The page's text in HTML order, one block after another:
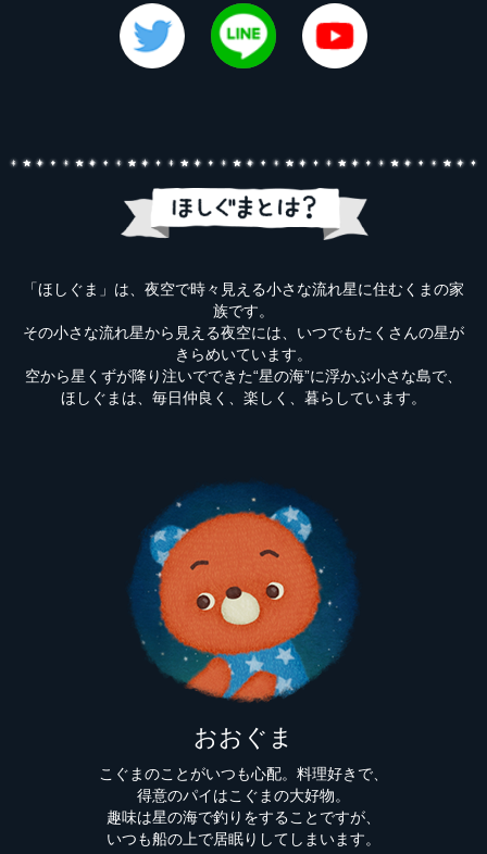
「ほしぐま」は、夜空で時々見える小さな流れ星に住むくまの家
族です。
その小さな流れ星から見える夜空には、いつでもたくさんの星が
きらめいています。
空から星くずが降り注いでできた“星の海”に浮かぶ小さな島で、
ほしぐまは、毎日仲良く、楽しく、暮らしています。
おおぐま
こぐまのことがいつも心配。料理好きで、
得意のパイはこぐまの大好物。
趣味は星の海で釣りをすることですが、
いつも船の上で居眠りしてしまいます。